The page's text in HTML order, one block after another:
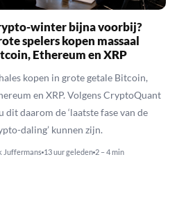
winter bijna voorbij?
spelers kopen massaal
Ethereum en XRP
kopen in grote getale Bitcoin,
en XRP. Volgens CryptoQuant
dit daarom de ‘laatste fase van de
daling’ kunnen zijn.
Juffermans 13 uur geleden 2 – 4 min